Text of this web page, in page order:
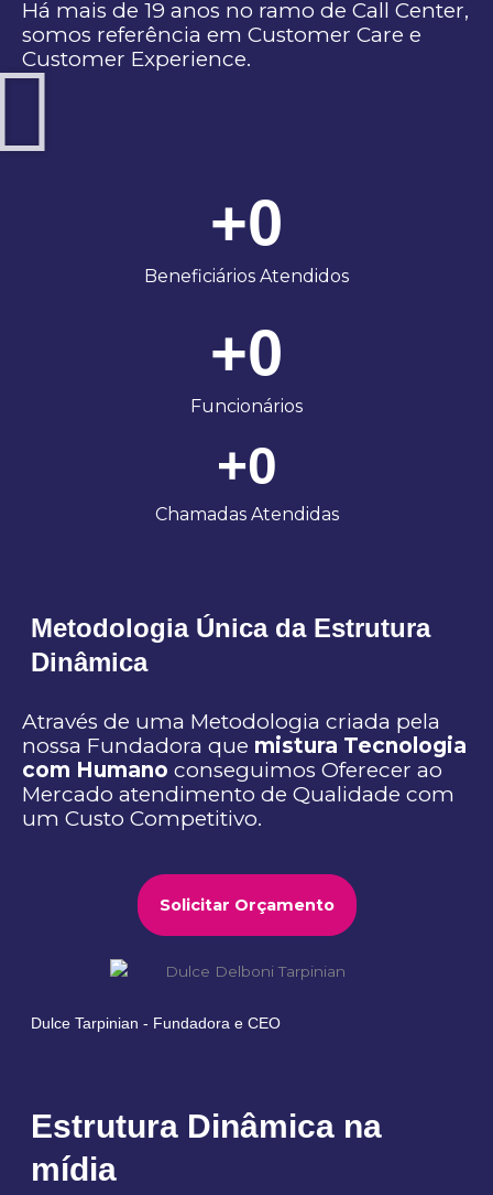
Há mais de 19 anos no ramo de Call Center,
somos referência em Customer Care e
Customer Experience.
Beneficiários Atendidos
+0
Funcionários
+0
Chamadas Atendidas
+0
Metodologia Única da Estrutura
Dinâmica
Através de uma Metodologia criada pela
nossa Fundadora que mistura Tecnologia
com Humano conseguimos Oferecer ao
Mercado atendimento de Qualidade com
um Custo Competitivo.
Solicitar Orçamento
Dulce Tarpinian - Fundadora e CEO
Estrutura Dinâmica na
mídia